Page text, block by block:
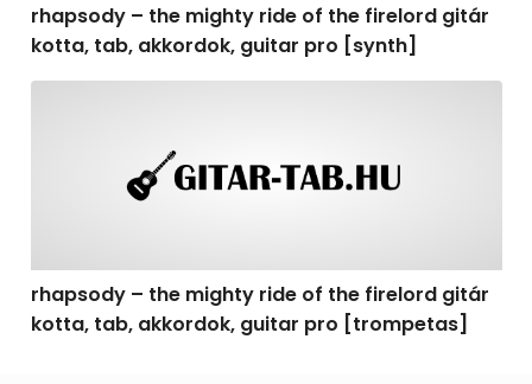
rhapsody – the mighty ride of the firelord gitár
kotta, tab, akkordok, guitar pro [synth]
rhapsody – the mighty ride of the firelord gitár
kotta, tab, akkordok, guitar pro [trompetas]